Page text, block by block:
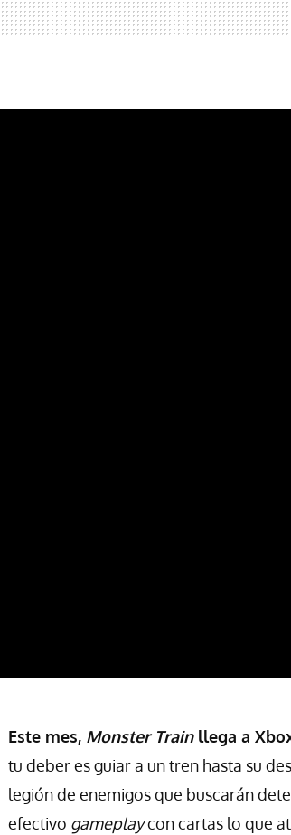
Este mes, Monster Trainllega a
tu deber es guiar a un tren hasta su
legión de enemigos que buscarán
efectivo gameplaycon cartas lo que